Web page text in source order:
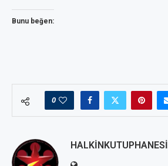
Bunu beğen:
0
HALKINKUTUPHANESI